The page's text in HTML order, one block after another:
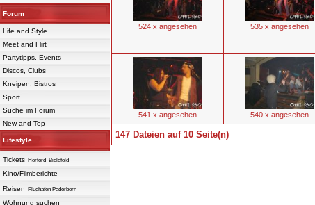
Forum
Life and Style
Meet and Flirt
Partytipps, Events
Discos, Clubs
Kneipen, Bistros
Sport
Suche im Forum
New and Top
Lifestyle
Tickets Herford Bielefeld
Kino/Filmberichte
Reisen
Flughafen Paderborn
Wohnung suchen
524 x angesehen 535 x angesehen
541 x angesehen 540 x angesehen
147 Dateien auf 10 Seite(n)